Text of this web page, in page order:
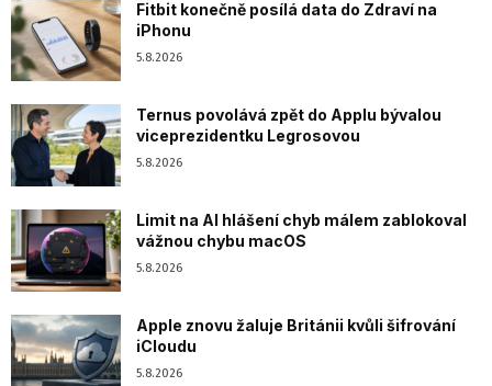
Fitbit konečně posílá data do Zdraví na
iPhonu
5.8.2026
Ternus povolává zpět do Applu bývalou
viceprezidentku Legrosovou
5.8.2026
Limit na AI hlášení chyb málem zablokoval
vážnou chybu macOS
5.8.2026
Apple znovu žaluje Británii kvůli šifrování
iCloudu
5.8.2026